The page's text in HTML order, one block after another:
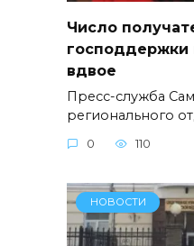
Число
господдержки
вдвое
Пресс-служба
регионального
0 110
НОВОСТИ